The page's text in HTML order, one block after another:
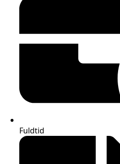
Fuldtid